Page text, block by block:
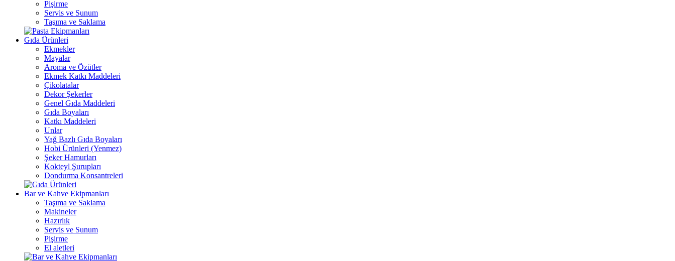
Pişirme
Servis ve Sunum
Taşıma ve Saklama
Gıda Ürünleri
Ekmekler
Mayalar
Aroma ve Özütler
Ekmek Katkı Maddeleri
Çikolatalar
Dekor Şekerler
Genel Gıda Maddeleri
Gıda Boyaları
Katkı Maddeleri
Unlar
Yağ Bazlı Gıda Boyaları
Hobi Ürünleri (Yenmez)
Şeker Hamurları
Kokteyl Şurupları
Dondurma Konsantreleri
Bar ve Kahve Ekipmanları
Taşıma ve Saklama
Makineler
Hazırlık
Servis ve Sunum
Pişirme
El aletleri